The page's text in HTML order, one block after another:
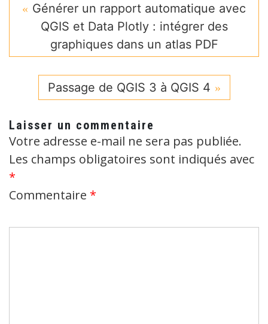
Générer un rapport automatique avec
QGIS et Data Plotly : intégrer des
graphiques dans un atlas PDF
Passage de QGIS 3 à QGIS 4
Laisser un commentaire
Votre adresse e-mail ne sera pas publiée.
Les champs obligatoires sont indiqués avec
*
Commentaire *